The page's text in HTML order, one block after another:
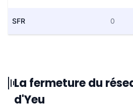
SFR 0
La fermeture du
d'Yeu